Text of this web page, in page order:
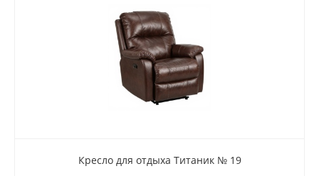
Кресло для отдыха Титаник № 19